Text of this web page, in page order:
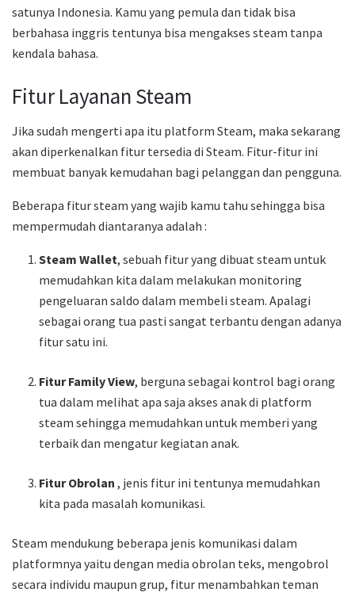
satunya Indonesia. Kamu yang pemula dan tidak bisa
berbahasa inggris tentunya bisa mengakses steam tanpa
kendala bahasa.
Fitur Layanan Steam
Jika sudah mengerti apa itu platform Steam, maka sekarang
akan diperkenalkan fitur tersedia di Steam. Fitur-fitur ini
membuat banyak kemudahan bagi pelanggan dan pengguna.
Beberapa fitur steam yang wajib kamu tahu sehingga bisa
mempermudah diantaranya adalah :
Steam Wallet, sebuah fitur yang dibuat steam untuk
memudahkan kita dalam melakukan monitoring
pengeluaran saldo dalam membeli steam. Apalagi
sebagai orang tua pasti sangat terbantu dengan adanya
fitur satu ini.
Fitur Family View, berguna sebagai kontrol bagi orang
tua dalam melihat apa saja akses anak di platform
steam sehingga memudahkan untuk memberi yang
terbaik dan mengatur kegiatan anak.
Fitur Obrolan , jenis fitur ini tentunya memudahkan
kita pada masalah komunikasi.
Steam mendukung beberapa jenis komunikasi dalam
platformnya yaitu dengan media obrolan teks, mengobrol
secara individu maupun grup, fitur menambahkan teman